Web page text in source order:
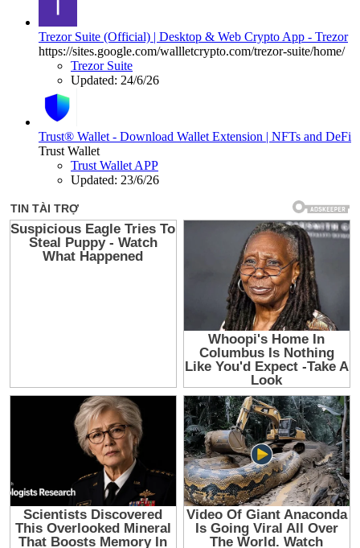
Trezor Suite (Official) | Desktop & Web Crypto App - Trezor
https://sites.google.com/wallletcrypto.com/trezor-suite/home/
Trezor Suite
Updated: 24/6/26
Trust® Wallet - Download Wallet Extension | NFTs and DeFi
Trust Wallet
Trust Wallet APP
Updated: 23/6/26